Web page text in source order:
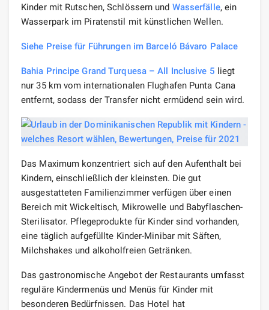
Kinder mit Rutschen, Schlössern und Wasserfälle, ein
Wasserpark im Piratenstil mit künstlichen Wellen.
Siehe Preise für Führungen im Barceló Bávaro Palace
Bahia Principe Grand Turquesa – All Inclusive 5 liegt
nur 35 km vom internationalen Flughafen Punta Cana
entfernt, sodass der Transfer nicht ermüdend sein wird.
Das Maximum konzentriert sich auf den Aufenthalt bei
Kindern, einschließlich der kleinsten. Die gut
ausgestatteten Familienzimmer verfügen über einen
Bereich mit Wickeltisch, Mikrowelle und Babyflaschen-
Sterilisator. Pflegeprodukte für Kinder sind vorhanden,
eine täglich aufgefüllte Kinder-Minibar mit Säften,
Milchshakes und alkoholfreien Getränken.
Das gastronomische Angebot der Restaurants umfasst
reguläre Kindermenüs und Menüs für Kinder mit
besonderen Bedürfnissen. Das Hotel hat